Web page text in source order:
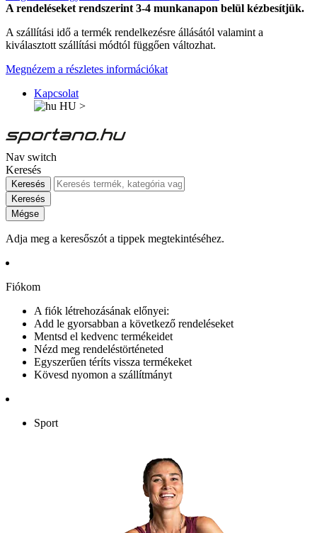
A rendeléseket rendszerint 3-4 munkanapon belül kézbesítjük.
A szállítási idő a termék rendelkezésre állásától valamint a
kiválasztott szállítási módtól függően változhat.
Megnézem a részletes információkat
Kapcsolat
HU >
Nav switch
Keresés
Keresés
Keresés
Mégse
Adja meg a keresőszót a tippek megtekintéséhez.
Fiókom
A fiók létrehozásának előnyei:
Add le gyorsabban a következő rendeléseket
Mentsd el kedvenc termékeidet
Nézd meg rendeléstörténeted
Egyszerűen téríts vissza termékeket
Kövesd nyomon a szállítmányt
Sport